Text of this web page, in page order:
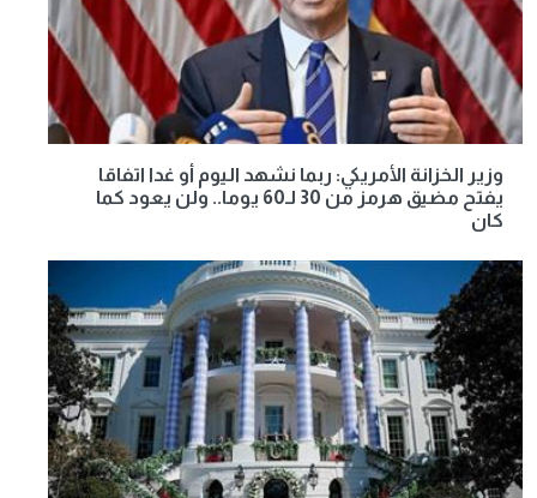
وزير الخزانة الأمريكي: ربما نشهد اليوم أو غدا اتفاقا
يفتح مضيق هرمز من 30 لـ60 يوما.. ولن يعود كما
كان